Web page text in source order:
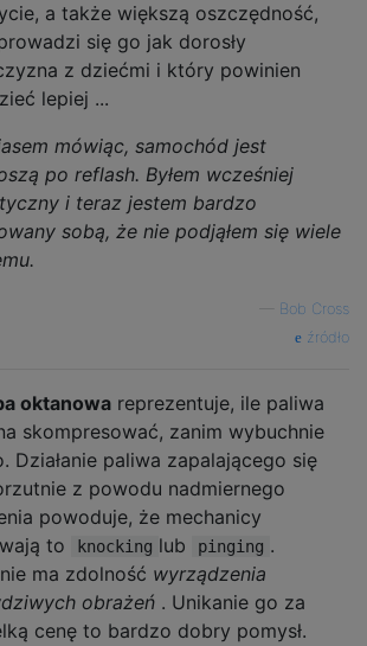
a także większą oszczędność,
się go jak dorosły
z dziećmi i który powinien
lepiej ...
mówiąc, samochód jest
po reflash. Byłem wcześniej
i teraz jestem bardzo
sobą, że nie podjąłem się wiele
Bob Cross
źródło
oktanowa reprezentuje, ile paliwa
skompresować, zanim wybuchnie
Działanie paliwa zapalającego się
z powodu nadmiernego
powoduje, że mechanicy
to
knocking lub pinging .
ma zdolność wyrządzenia
obrażeń . Unikanie go za
cenę to bardzo dobry pomysł.